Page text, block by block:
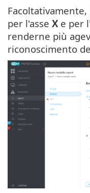
per l'asse Xe per
renderne più
riconoscimento